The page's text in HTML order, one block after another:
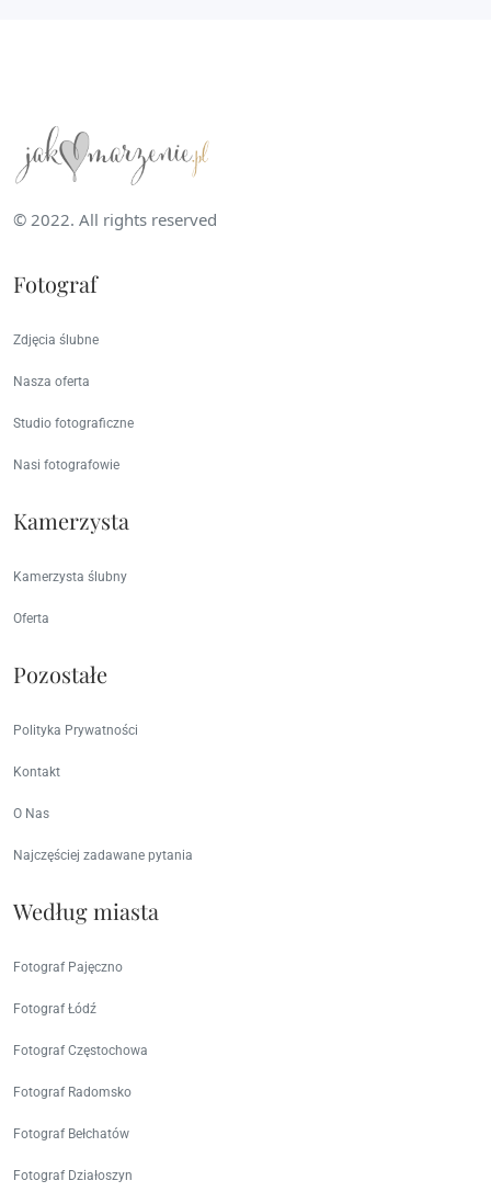
© 2022. All rights reserved
Fotograf
Zdjęcia ślubne
Nasza oferta
Studio fotograficzne
Nasi fotografowie
Kamerzysta
Kamerzysta ślubny
Oferta
Pozostałe
Polityka Prywatności
Kontakt
O Nas
Najczęściej zadawane pytania
Według miasta
Fotograf Pajęczno
Fotograf Łódź
Fotograf Częstochowa
Fotograf Radomsko
Fotograf Bełchatów
Fotograf Działoszyn